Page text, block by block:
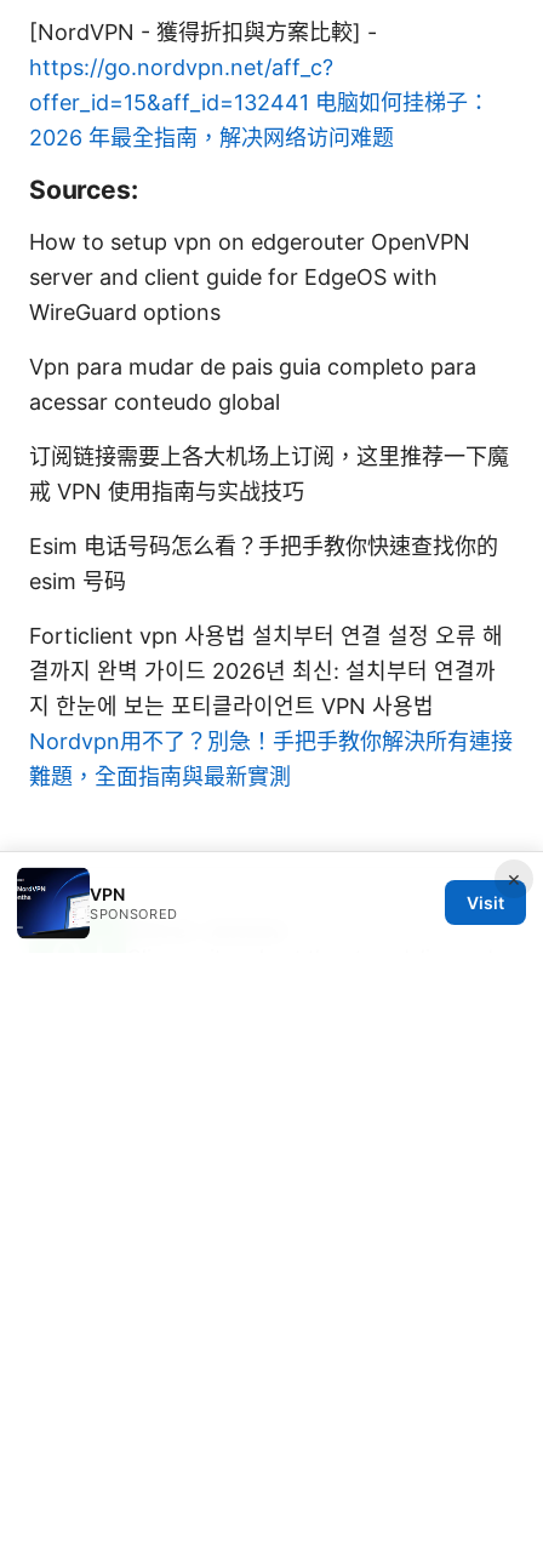
[NordVPN - 獲得折扣與方案比較] -
https://go.nordvpn.net/aff_c?
offer_id=15&aff_id=132441 电脑如何挂梯子：
2026 年最全指南，解决网络访问难题
Sources:
How to setup vpn on edgerouter OpenVPN
server and client guide for EdgeOS with
WireGuard options
Vpn para mudar de pais guia completo para
acessar conteudo global
订阅链接需要上各大机场上订阅，这里推荐一下魔
戒 VPN 使用指南与实战技巧
Esim 电话号码怎么看？手把手教你快速查找你的
esim 号码
Forticlient vpn 사용법 설치부터 연결 설정 오류 해
결까지 완벽 가이드 2026년 최신: 설치부터 연결까
지 한눈에 보는 포티클라이언트 VPN 사용법
Nordvpn用不了？別急！手把手教你解決所有連接
難題，全面指南與最新實測
×
VPN
SPONSORED
Visit